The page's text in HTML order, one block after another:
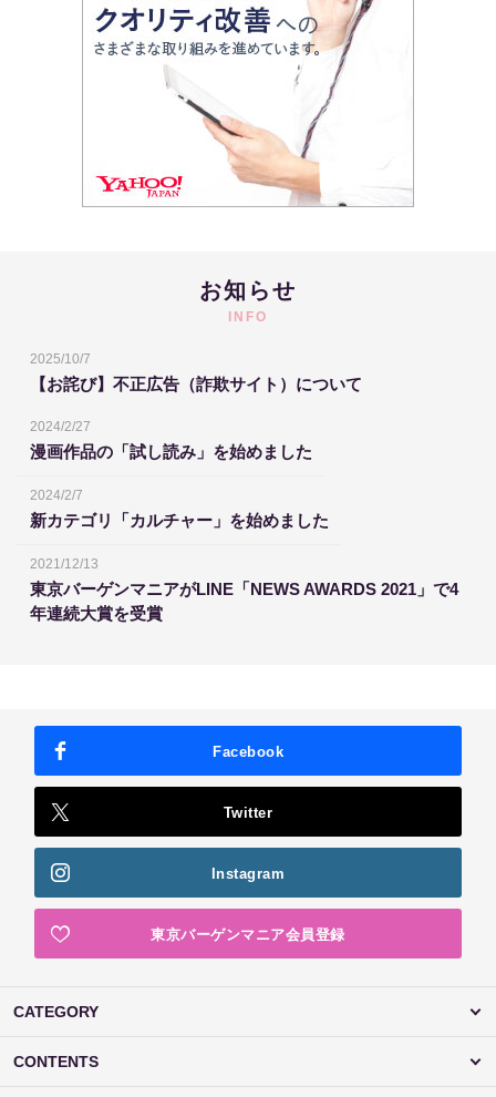
お知らせ
INFO
2025/10/7
【お詫び】不正広告（詐欺サイト）について
2024/2/27
漫画作品の「試し読み」を始めました
2024/2/7
新カテゴリ「カルチャー」を始めました
2021/12/13
東京バーゲンマニアがLINE「NEWS AWARDS 2021」で4
年連続大賞を受賞
Facebook
Twitter
Instagram
東京バーゲンマニア会員登録
CATEGORY
CONTENTS